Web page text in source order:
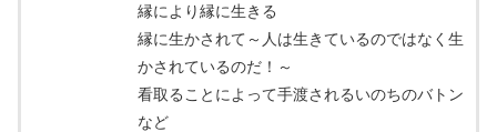
縁により縁に生きる
縁に生かされて～人は生きているのではなく生
かされているのだ！～
看取ることによって手渡されるいのちのバトン
など